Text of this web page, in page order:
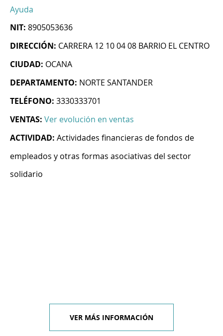
Ayuda
NIT: 8905053636
DIRECCIÓN: CARRERA 12 10 04 08 BARRIO EL CENTRO
CIUDAD: OCANA
DEPARTAMENTO: NORTE SANTANDER
TELÉFONO: 3330333701
VENTAS: Ver evolución en ventas
ACTIVIDAD: Actividades financieras de fondos de
empleados y otras formas asociativas del sector
solidario
VER MÁS INFORMACIÓN